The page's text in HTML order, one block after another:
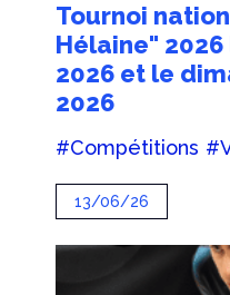
Tournoi
Hélaine"
2026 et le
2026
#Compétitions
13/06/26